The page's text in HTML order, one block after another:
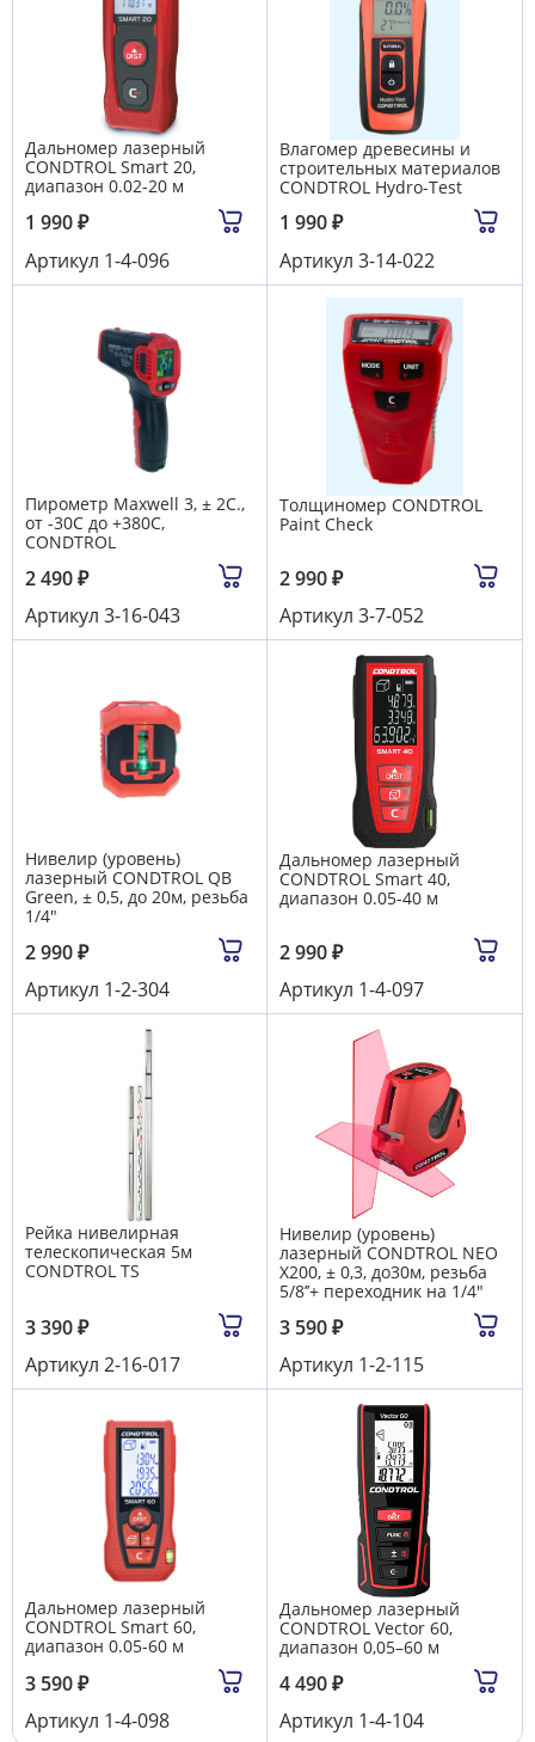
Дальномер лазерный
CONDTROL Smart 20,
диапазон 0.02-20 м
1 990₽
Артикул 1-4-096
Влагомер древесины и
строительных материалов
CONDTROL Hydro-Test
1 990₽
Артикул 3-14-022
Пирометр Maxwell 3, ± 2C.,
от -30C до +380C,
CONDTROL
2 490₽
Артикул 3-16-043
Толщиномер CONDTROL
Paint Check
2 990₽
Артикул 3-7-052
Нивелир (уровень)
лазерный CONDTROL QB
Green, ± 0,5, до 20м, резьба
1/4"
2 990₽
Артикул 1-2-304
Дальномер лазерный
CONDTROL Smart 40,
диапазон 0.05-40 м
2 990₽
Артикул 1-4-097
Рейка нивелирная
телескопическая 5м
CONDTROL TS
3 390₽
Артикул 2-16-017
Нивелир (уровень)
лазерный CONDTROL NEO
X200, ± 0,3, до30м, резьба
5/8’’+ переходник на 1/4"
3 590₽
Артикул 1-2-115
Дальномер лазерный
CONDTROL Smart 60,
диапазон 0.05-60 м
3 590₽
Артикул 1-4-098
Дальномер лазерный
CONDTROL Vector 60,
диапазон 0,05–60 м
4 490₽
Артикул 1-4-104